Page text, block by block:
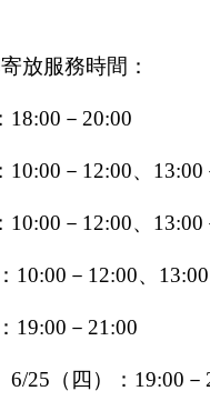
放服務時間：
18:00 － 20:00
10:00 － 12:00、 13:00
10:00 － 12:00、 13:00
10:00 － 12:00、 13:00
19:00 － 21:00
6/25 （四）： 19:00 －